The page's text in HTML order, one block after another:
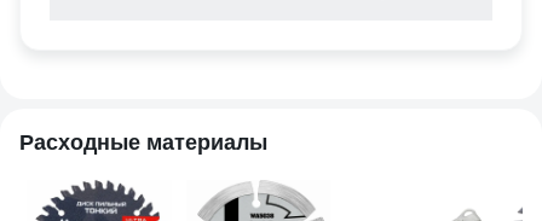
Расходные материалы